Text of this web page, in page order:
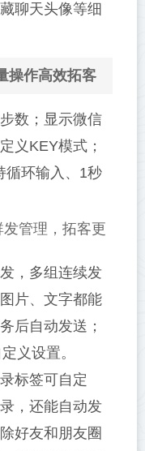
聊天头像等细
操作高效拓客
数；显示微信
义KEY模式；
循环输入、1秒
管理，拓客更
，多组连续发
片、文字都能
后自动发送；
义设置。
标签可自定
，还能自动发
好友和朋友圈